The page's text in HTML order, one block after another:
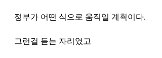
정부가 어떤 식으로 움직일 계획이다.
그런걸 듣는 자리였고